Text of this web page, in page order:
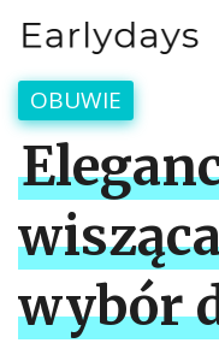
OBUWIE
wybór